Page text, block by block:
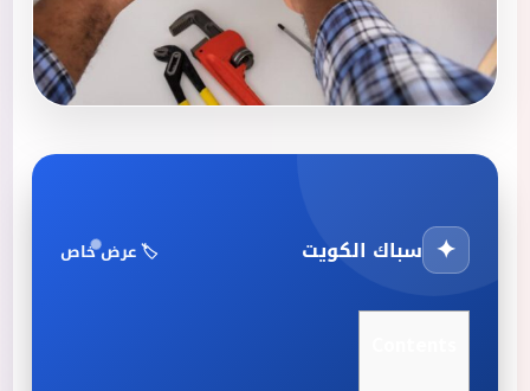
✦ سباك الكويت 🏷️ عرض خاص